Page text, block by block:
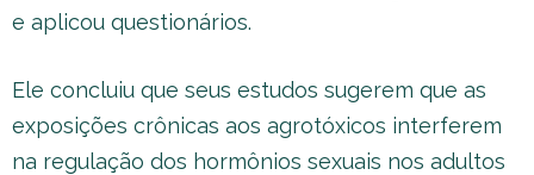
e aplicou questionários.
Ele concluiu que seus estudos sugerem que as
exposições crônicas aos agrotóxicos interferem
na regulação dos hormônios sexuais nos adultos